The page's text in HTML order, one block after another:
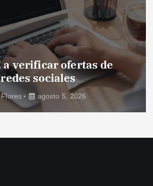
a verificar ofertas de
sociales
agosto 5, 2026